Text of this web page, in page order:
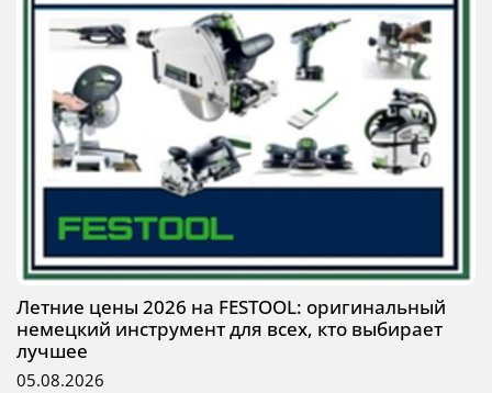
Летние цены 2026 на FESTOOL: оригинальный
немецкий инструмент для всех, кто выбирает
лучшее
05.08.2026